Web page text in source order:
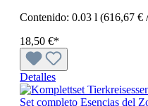
Contenido: 0.03 l (616,67 €
18,50 €*
Detalles
Set completo Esencias del